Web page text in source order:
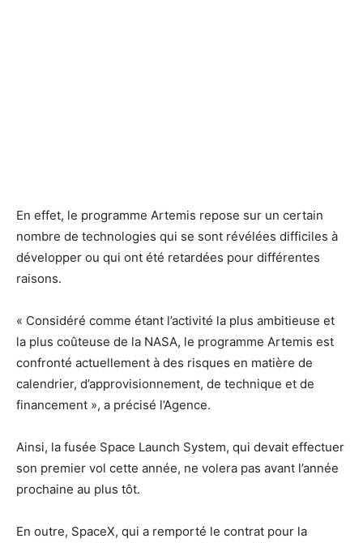
En effet, le programme Artemis repose sur un certain
nombre de technologies qui se sont révélées difficiles à
développer ou qui ont été retardées pour différentes
raisons.
« Considéré comme étant l’activité la plus ambitieuse et
la plus coûteuse de la NASA, le programme Artemis est
confronté actuellement à des risques en matière de
calendrier, d’approvisionnement, de technique et de
financement », a précisé l’Agence.
Ainsi, la fusée Space Launch System, qui devait effectuer
son premier vol cette année, ne volera pas avant l’année
prochaine au plus tôt.
En outre, SpaceX, qui a remporté le contrat pour la